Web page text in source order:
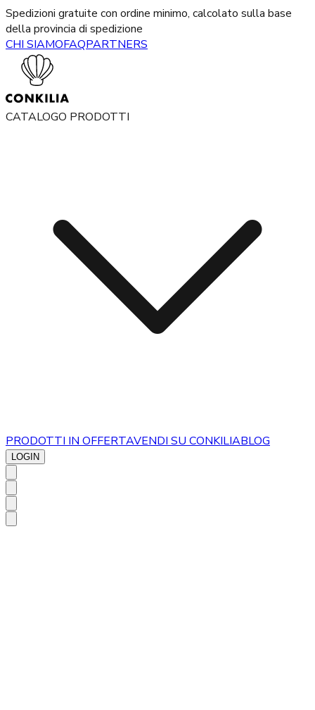
Spedizioni gratuite con ordine minimo, calcolato sulla base
della provincia di spedizione
CHI SIAMOFAQPARTNERS
CATALOGO PRODOTTI
PRODOTTI IN OFFERTAVENDI SU CONKILIABLOG
LOGIN